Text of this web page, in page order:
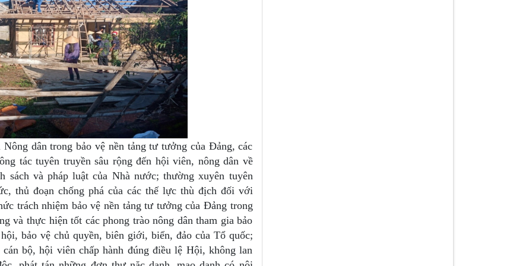
dân trong bảo vệ nền tảng tư tưởng của Đảng, các
tác tuyên truyền sâu rộng đến hội viên, nông dân về
và pháp luật của Nhà nước; thường xuyên tuyên
thủ đoạn chống phá của các thế lực thù địch đối với
trách nhiệm bảo vệ nền tảng tư tưởng của Đảng trong
và thực hiện tốt các phong trào nông dân tham gia bảo
bảo vệ chủ quyền, biên giới, biển, đảo của Tổ quốc;
bộ, hội viên chấp hành đúng điều lệ Hội, không lan